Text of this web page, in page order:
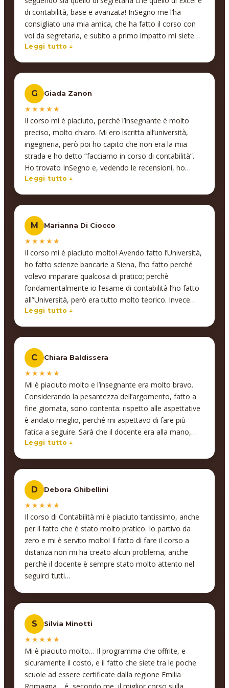
INsegno e se dovessi fare altri corsi in futuro,
sicuramente mi rivolgerei nuovamente a loro. Credo
siano soldi ben spesi per la propria preparazione e/o
riqualifica nel mondo del lavoro. Quindi se la domanda
era: “La consigli?” La risposta è : “Assolutamente si!”
di contabilità, base e avanzata! InSegno me l’ha
consigliato una mia amica, che ha fatto il corso con
voi da segretaria, e subito a primo impatto mi siete
piaciuti! I corsi che proponevate facevano al caso
non dovevo appoggiarmi a diverse scuole per ogni
tipologia di corso, inoltre avevo un unico referente;
quindi io ho detto “va bene così”, e devo dire che
sono molto contenta, sia degli insegnanti che proprio
della metodologia
Leggi tutto ↓
G Giada Zanon
★★★★★
Il corso mi è piaciuto, perchè l’insegnante è molto
preciso, molto chiaro. Mi ero iscritta all’università,
ingegneria, però poi ho capito che non era la mia
strada e ho detto “facciamo in corso di contabilità”.
Ho trovato InSegno e, vedendo le recensioni, ho
scelto questo corso perché era molto più accurato. Mi
è stato anche meglio!
Leggi tutto ↓
M Marianna Di Ciocco
★★★★★
Il corso mi è piaciuto molto! Avendo fatto l’Università,
ho fatto scienze bancarie a Siena, l’ho fatto perché
volevo imparare qualcosa di pratico; perchè
fondamentalmente io l’esame di contabilità l’ho fatto
all”Università, però era tutto molto teorico. Invece
quando il professore ci ha fatto fare le prime note…
contenta di aver fatto la pratica, e di aver visto i vari
software che utilizzerò, e che utilizzano i
commercialisti. Quindi sì, nonostante scienze
bancarie, mi è servito il nostro corso di contabilità…
Leggi tutto ↓
C Chiara Baldissera
★★★★★
Mi è piaciuto molto e l’insegnante era molto bravo.
Considerando la pesantezza dell’argomento, fatto a
fine giornata, sono contenta: rispetto alle aspettative
è andato meglio, perché mi aspettavo di fare più
fatica a seguire. Sarà che il docente era alla mano,
con esempi molto pratici… ma mi sono trovata molto
contabilità…
Leggi tutto ↓
D Debora Ghibellini
★★★★★
Il corso di Contabilità mi è piaciuto tantissimo, anche
per il fatto che è stato molto pratico. Io partivo da
zero e mi è servito molto! Il fatto di fare il corso a
distanza non mi ha creato alcun problema, anche
perchè il docente è sempre stato molto attento nel
seguirci tutti…
S Silvia Minotti
★★★★★
Mi è piaciuto molto… Il programma che offrite, e
sicuramente il costo, e il fatto che siete tra le poche
scuole ad essere certificate dalla regione Emilia